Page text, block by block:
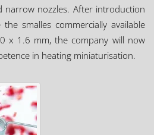
narrow nozzles. After introduction
smalles commercially available
x 1.6 mm, the company will now
in heating miniaturisation.